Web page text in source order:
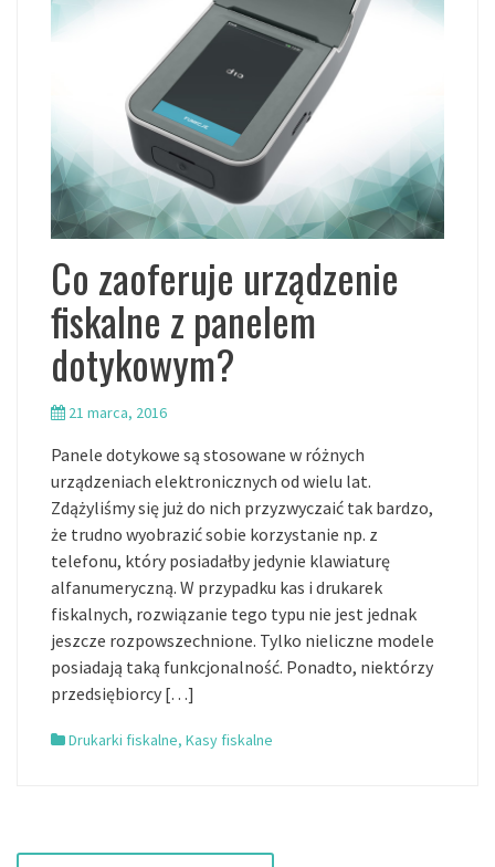
Co zaoferuje urządzenie
fiskalne z panelem
dotykowym?
21 marca, 2016
Panele dotykowe są stosowane w różnych
urządzeniach elektronicznych od wielu lat.
Zdążyliśmy się już do nich przyzwyczaić tak bardzo,
że trudno wyobrazić sobie korzystanie np. z
telefonu, który posiadałby jedynie klawiaturę
alfanumeryczną. W przypadku kas i drukarek
fiskalnych, rozwiązanie tego typu nie jest jednak
jeszcze rozpowszechnione. Tylko nieliczne modele
posiadają taką funkcjonalność. Ponadto, niektórzy
przedsiębiorcy […]
Drukarki fiskalne, Kasy fiskalne